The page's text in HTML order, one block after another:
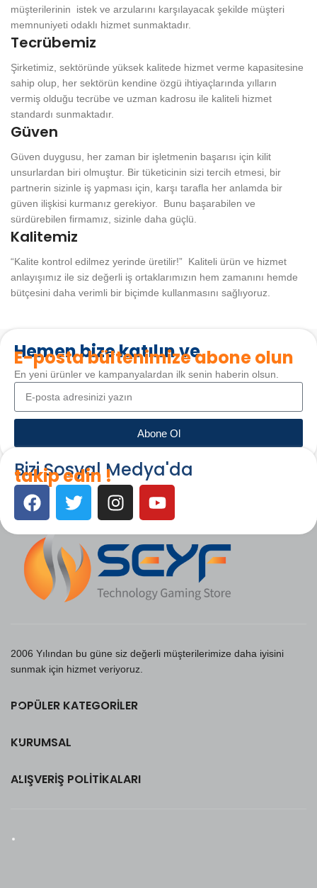
müşterilerinin istek ve arzularını karşılayacak şekilde müşteri
memnuniyeti odaklı hizmet sunmaktadır.
Tecrübemiz
Şirketimiz, sektöründe yüksek kalitede hizmet verme kapasitesine
sahip olup, her sektörün kendine özgü ihtiyaçlarında yılların
vermiş olduğu tecrübe ve uzman kadrosu ile kaliteli hizmet
standardı sunmaktadır.
Güven
Güven duygusu, her zaman bir işletmenin başarısı için kilit
unsurlardan biri olmuştur. Bir tüketicinin sizi tercih etmesi, bir
partnerin sizinle iş yapması için, karşı tarafla her anlamda bir
güven ilişkisi kurmanız gerekiyor. Bunu başarabilen ve
sürdürebilen firmamız, sizinle daha güçlü.
Kalitemiz
“Kalite kontrol edilmez yerinde üretilir!” Kaliteli ürün ve hizmet
anlayışımız ile siz değerli iş ortaklarımızın hem zamanını hemde
bütçesini daha verimli bir biçimde kullanmasını sağlıyoruz.
Hemen bize katılın ve
E-posta bültenimize abone olun
En yeni ürünler ve kampanyalardan ilk senin haberin olsun.
Abone Ol
Bizi Sosyal Medya'da
takip edin !
2006 Yılından bu güne siz değerli müşterilerimize daha iyisini
sunmak için hizmet veriyoruz.
POPÜLER KATEGORILER
KURUMSAL
ALIŞVERIŞ POLITIKALARI